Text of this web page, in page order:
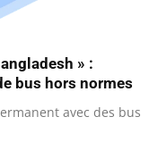
» :
bus hors normes
avec des bus